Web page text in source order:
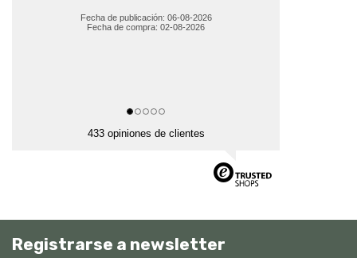
Fecha de publicación: 06-08-2026
Fecha de compra: 02-08-2026
433 opiniones de clientes
Registrarse a newsletter